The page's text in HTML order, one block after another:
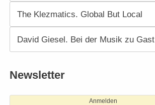
The Klezmatics. Global But Local
David Giesel. Bei der Musik zu Gast
Newsletter
Anmelden